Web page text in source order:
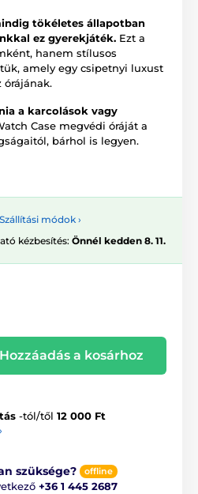
tökéletes állapotban
ez gyerekjáték. Ezt a
hanem stílusos
amely egy csipetnyi luxust
órájának.
a karcolások vagy
Case megvédi óráját a
bárhol is legyen.
Szállítási módok ›
kézbesítés: Önnél kedden 8. 11.
Hozzáadás a kosárhoz
-tól/től 12 000 Ft
szüksége? offline
+36 1 445 2687